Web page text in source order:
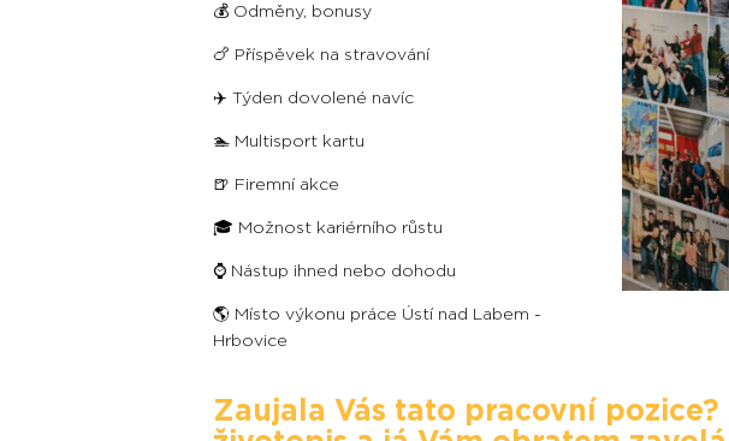
💰 Odměny, bonusy
🍗 Příspěvek na stravování
✈️ Týden dovolené navíc
🏊 Multisport kartu
🍺 Firemní akce
🎓 Možnost kariérního růstu
⌚️ Nástup ihned nebo dohodu
🌎 Místo výkonu práce Ústí nad Labem -
Hrbovice
Zaujala Vás tato pracovní pozice?